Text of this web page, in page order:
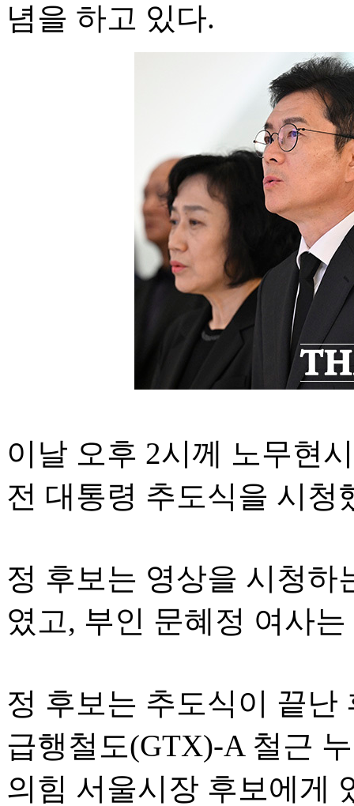
념을 하고 있다.
이날 오후 2시께 노무현
전 대통령 추도식을 시청
정 후보는 영상을 시청하
였고, 부인 문혜정 여사
정 후보는 추도식이 끝난
급행철도(GTX)-A 철근
의힘 서울시장 후보에게